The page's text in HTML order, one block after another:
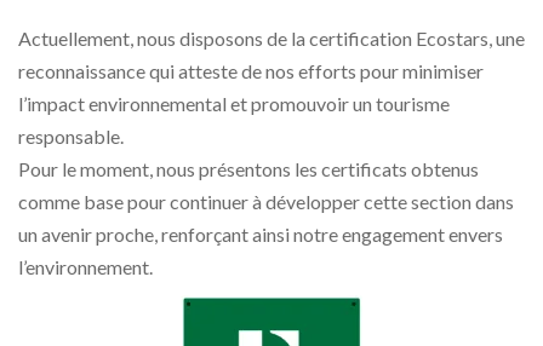
Actuellement, nous disposons de la certification Ecostars, une
reconnaissance qui atteste de nos efforts pour minimiser
l’impact environnemental et promouvoir un tourisme
responsable.
Pour le moment, nous présentons les certificats obtenus
comme base pour continuer à développer cette section dans
un avenir proche, renforçant ainsi notre engagement envers
l’environnement.